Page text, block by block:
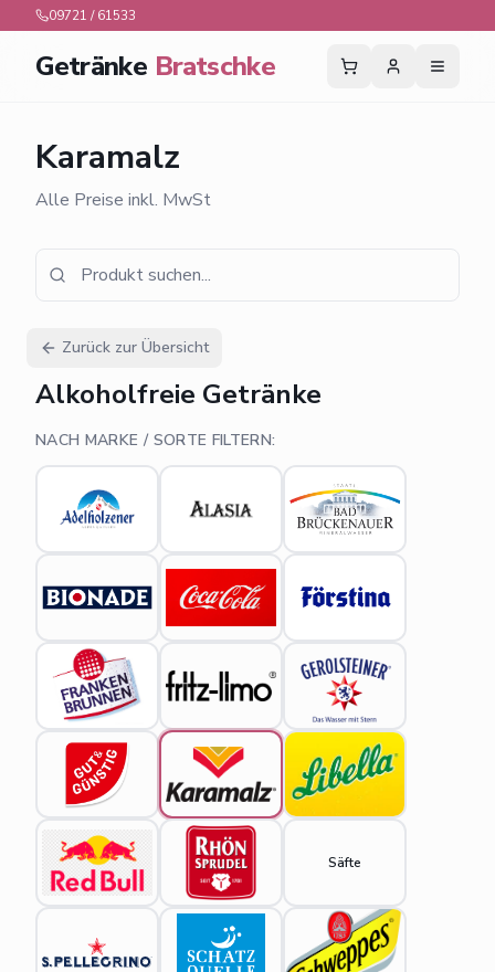
09721 / 61533
Getränke Bratschke
Karamalz
Alle Preise inkl. MwSt
Zurück zur Übersicht
Alkoholfreie Getränke
NACH MARKE / SORTE FILTERN:
Säfte